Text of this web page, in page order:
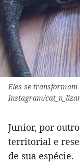
Eles se transformam
Instagram/
Junior, por
territorial e
de sua espécie.